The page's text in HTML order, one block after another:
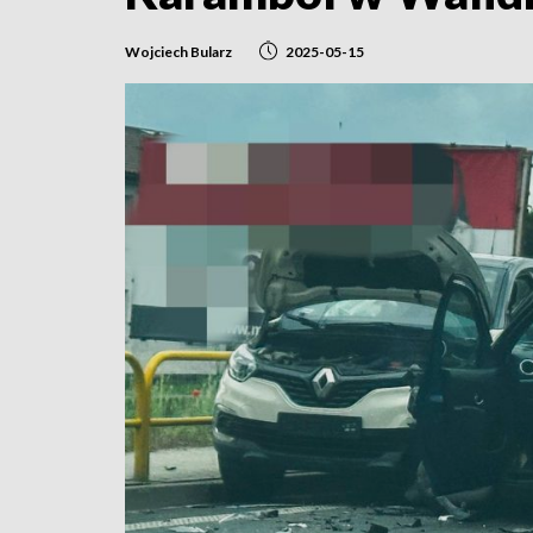
Wojciech Bularz 2025-05-15